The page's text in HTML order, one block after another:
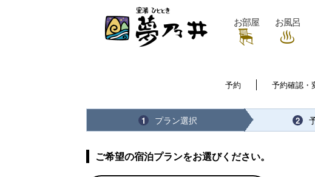
お部屋 お風呂
予約 予約確認・
1 プラン選択 2
ご希望の宿泊プランをお選びください。